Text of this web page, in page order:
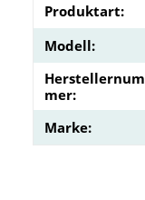
Produktart:
Modell:
Herstellernum
mer:
Marke: